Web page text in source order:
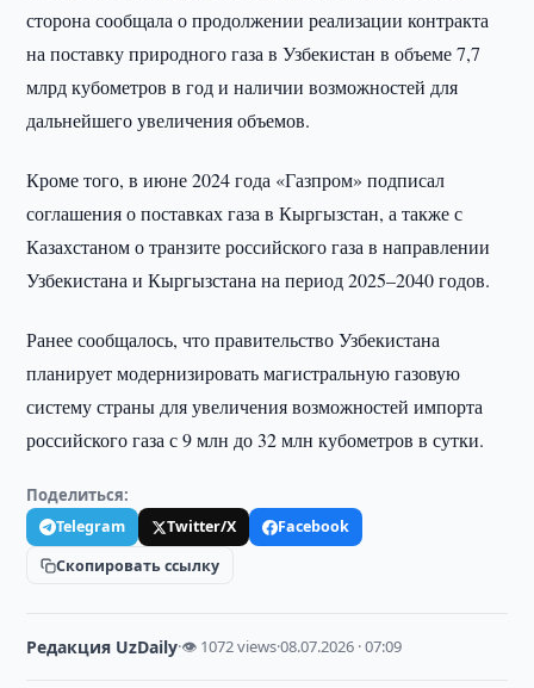
сторона сообщала о продолжении реализации контракта
на поставку природного газа в Узбекистан в объеме 7,7
млрд кубометров в год и наличии возможностей для
дальнейшего увеличения объемов.
Кроме того, в июне 2024 года «Газпром» подписал
соглашения о поставках газа в Кыргызстан, а также с
Казахстаном о транзите российского газа в направлении
Узбекистана и Кыргызстана на период 2025–2040 годов.
Ранее сообщалось, что правительство Узбекистана
планирует модернизировать магистральную газовую
систему страны для увеличения возможностей импорта
российского газа с 9 млн до 32 млн кубометров в сутки.
Поделиться:
Telegram Twitter/X
Facebook
Скопировать ссылку
Редакция UzDaily·👁 1072 views·08.07.2026 · 07:09